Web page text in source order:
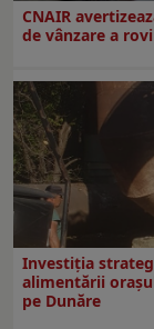
CNAIR
de vânzare a
Investiția
alimentării
pe Dunăre